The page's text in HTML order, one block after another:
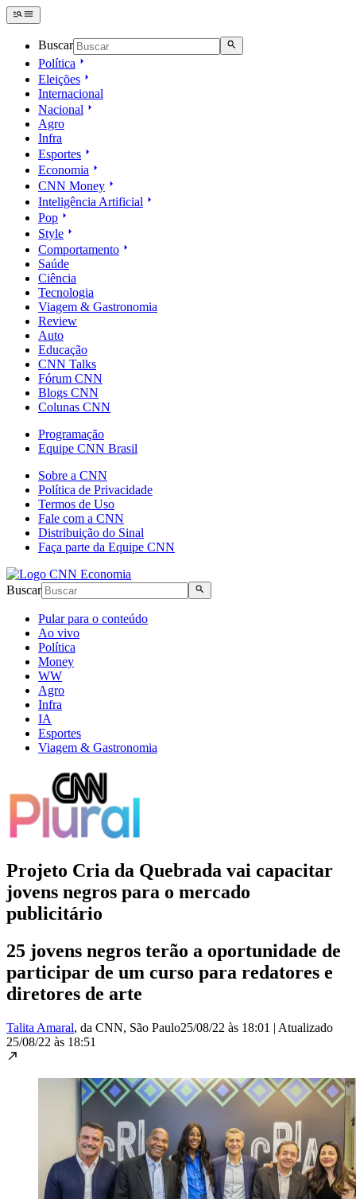
Buscar
Política
Eleições
Internacional
Nacional
Agro
Infra
Esportes
Economia
CNN Money
Inteligência Artificial
Pop
Style
Comportamento
Saúde
Ciência
Tecnologia
Viagem & Gastronomia
Review
Auto
Educação
CNN Talks
Fórum CNN
Blogs CNN
Colunas CNN
Programação
Equipe CNN Brasil
Sobre a CNN
Política de Privacidade
Termos de Uso
Fale com a CNN
Distribuição do Sinal
Faça parte da Equipe CNN
Buscar
Pular para o conteúdo
Ao vivo
Política
Money
WW
Agro
Infra
IA
Esportes
Viagem & Gastronomia
Projeto Cria da Quebrada vai capacitar
jovens negros para o mercado
publicitário
25 jovens negros terão a oportunidade de
participar de um curso para redatores e
diretores de arte
Talita Amaral, da CNN, São Paulo25/08/22 às 18:01 | Atualizado
25/08/22 às 18:51